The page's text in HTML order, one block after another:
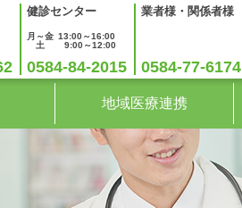
健診センター
月～金 13:00～16:00
土
9:00～12:00
0584-84-2015
業者様・関係者様
0584-77-6174
地域医療連携